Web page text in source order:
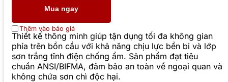
Mua ngay
Thêm vào báo giá
Thiết kế thông minh giúp tận dụng tối đa không gian
phía trên bồn cầu với khả năng chịu lực bền bỉ và lớp
sơn trắng tĩnh điện chống ẩm. Sản phẩm đạt tiêu
chuẩn ANSI/BIFMA, đảm bảo an toàn về ngoại quan và
không chứa sơn chì độc hại.